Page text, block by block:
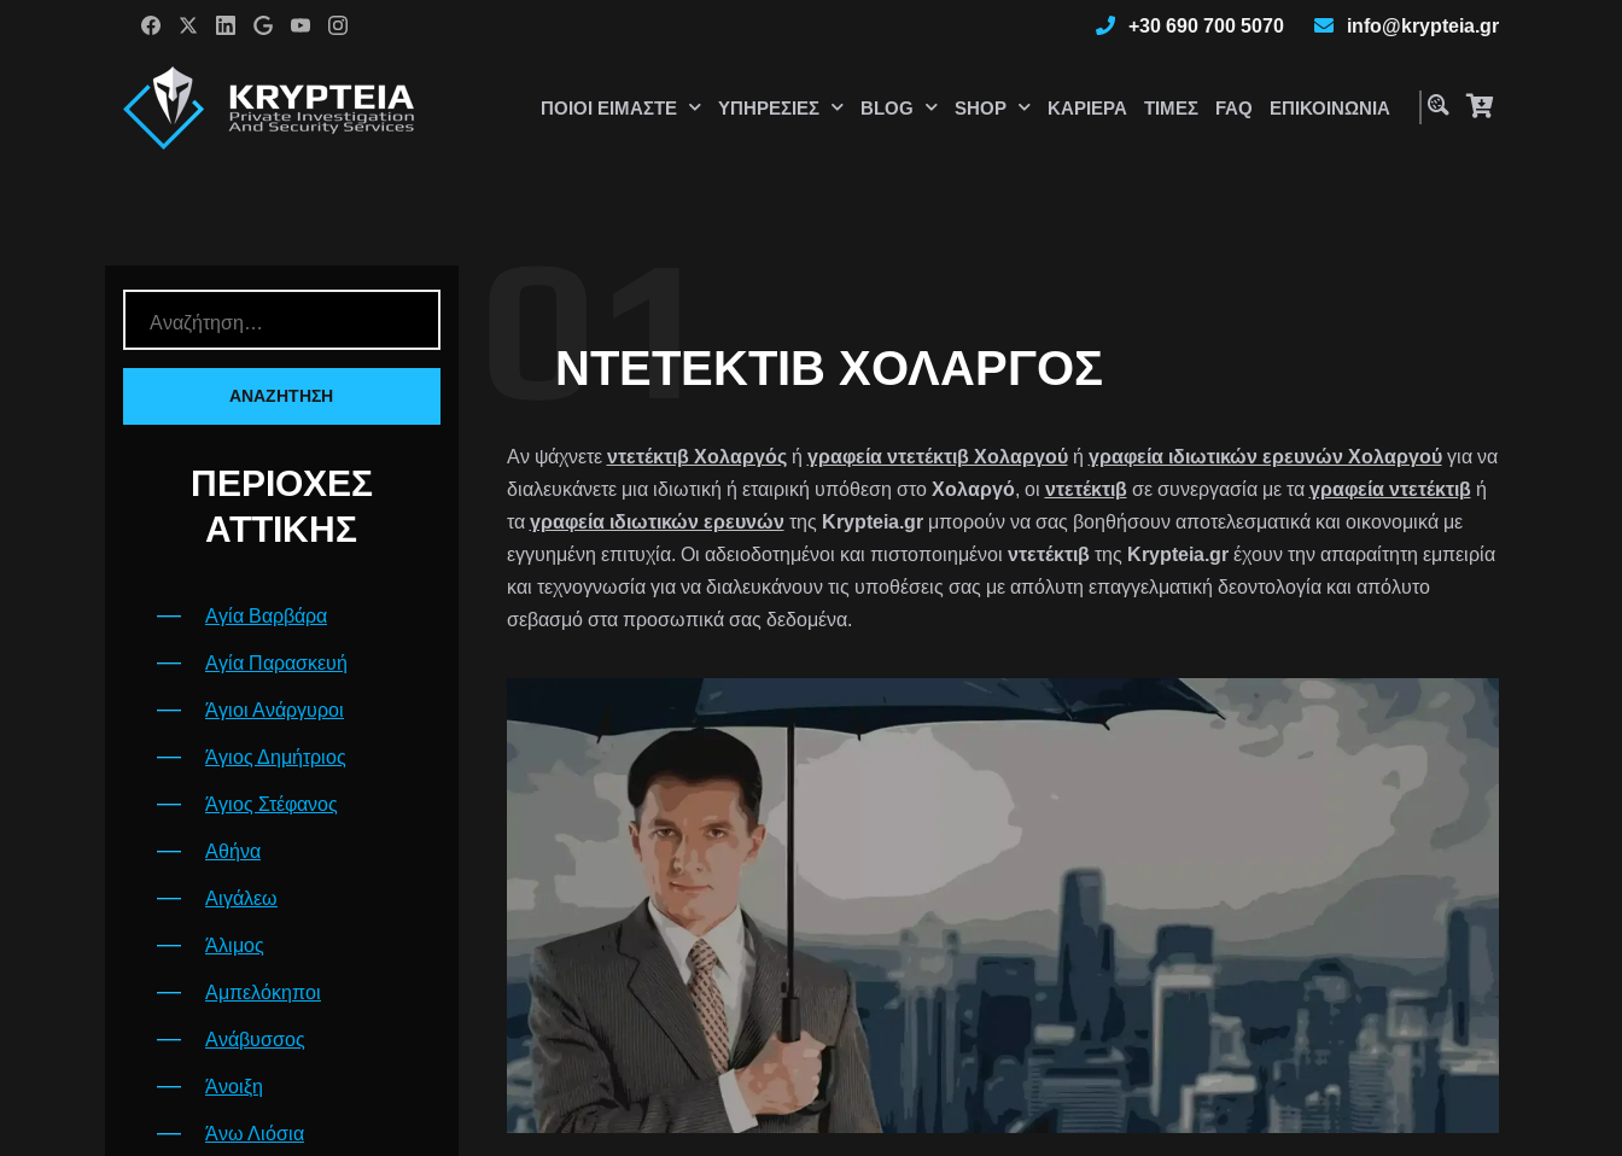
+30 690 700 5070 info@krypteia.gr
ΠΟΙΟΊ ΕΊΜΑΣΤΕ ΥΠΗΡΕΣΊΕΣ BLOG SHOP ΚΑΡΙΈΡΑ ΤΙΜΈΣ FAQ ΕΠΙΚΟΙΝΩΝΊΑ
ΠΕΡΙΟΧΈΣ
ΑΤΤΙΚΉΣ
Αγία Βαρβάρα
Αγία Παρασκευή
Άγιοι Ανάργυροι
Άγιος Δημήτριος
Άγιος Στέφανος
Αθήνα
Αιγάλεω
Άλιμος
Αμπελόκηποι
Ανάβυσσος
Άνοιξη
Άνω Λιόσια
ΝΤΕΤΈΚΤΙΒ ΧΟΛΑΡΓΌΣ
Αν ψάχνετε ντετέκτιβ Χολαργόςή γραφεία ντετέκτιβ Χολαργούή γραφεία ιδιωτικών ερευνών Χολαργούγια να
διαλευκάνετε μια ιδιωτική ή εταιρική υπόθεση στο Χολαργό, οι ντετέκτιβσε συνεργασία με τα γραφεία ντετέκτιβή
τα γραφεία ιδιωτικών ερευνώντης Krypteia.grμπορούν να σας βοηθήσουν αποτελεσματικά και οικονομικά με
εγγυημένη επιτυχία. Οι αδειοδοτημένοι και πιστοποιημένοι ντετέκτιβτης Krypteia.grέχουν την απαραίτητη εμπειρία
και τεχνογνωσία για να διαλευκάνουν τις υποθέσεις σας με απόλυτη επαγγελματική δεοντολογία και απόλυτο
σεβασμό στα προσωπικά σας δεδομένα.